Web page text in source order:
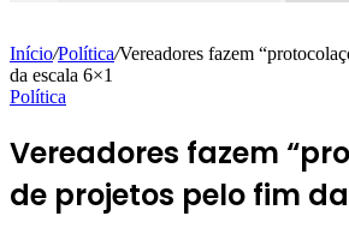
Início/Política/Vereadores fazem
da escala 6×1
Política
Vereadores fazem
de projetos pelo fim